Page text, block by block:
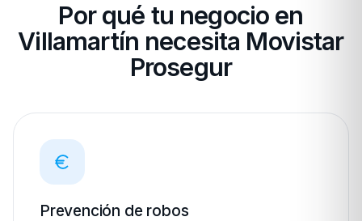
Por qué tu negocio en
Villamartín necesita Movistar
Prosegur
Prevención de robos